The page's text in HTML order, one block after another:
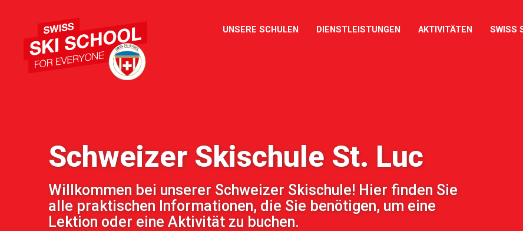
UNSERE SCHULEN DIENSTLEISTUNGEN AKTIVITÄTEN SWISS
Schweizer Skischule St. Luc
Willkommen bei unserer Schweizer Skischule! Hier finden Sie
alle praktischen Informationen, die Sie benötigen, um eine
Lektion oder eine Aktivität zu buchen.